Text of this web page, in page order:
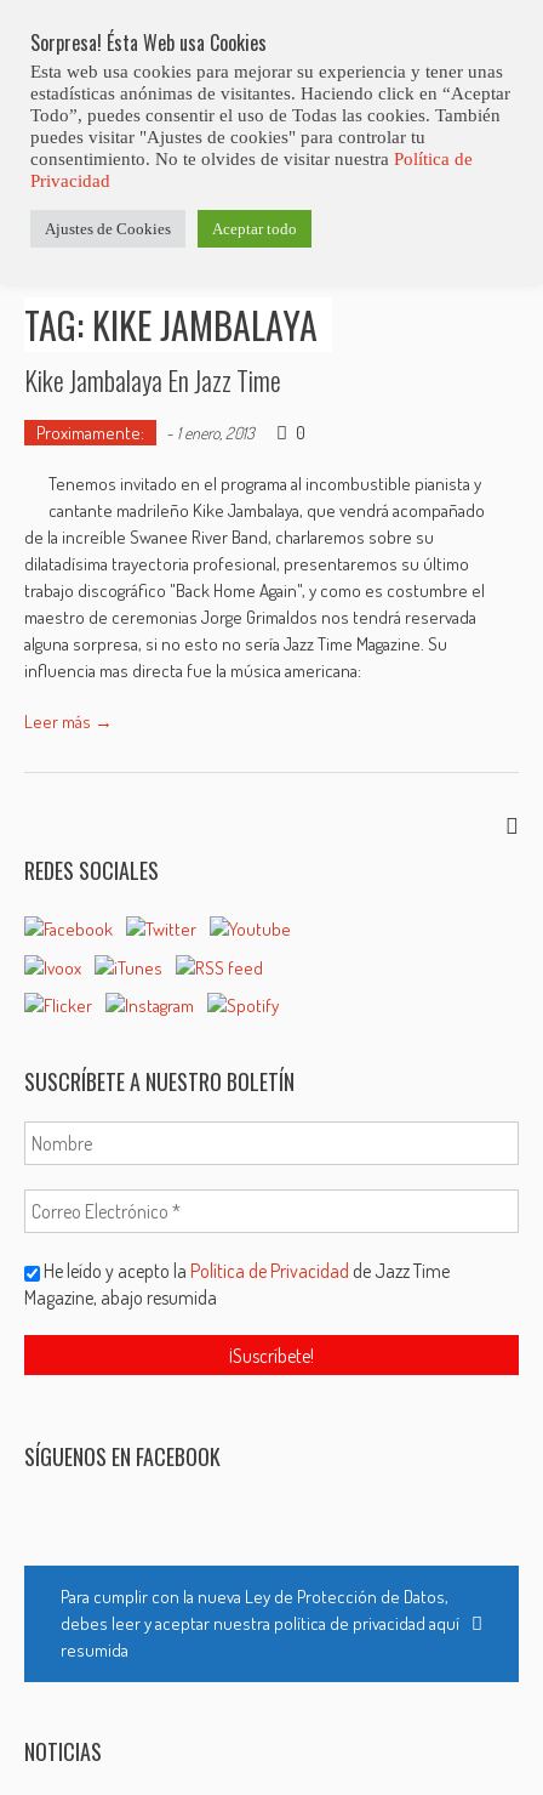
content
Club Contest.
Posts tagged "Kike Jambalaya"
TAG: KIKE JAMBALAYA
Kike Jambalaya En Jazz Time
Proximamente: - 1 enero, 2013 0
Tenemos invitado en el programa al incombustible pianista y
cantante madrileño Kike Jambalaya, que vendrá acompañado
de la increíble Swanee River Band, charlaremos sobre su
dilatadísima trayectoria profesional, presentaremos su último
trabajo discográfico "Back Home Again", y como es costumbre el
maestro de ceremonias Jorge Grimaldos nos tendrá reservada
alguna sorpresa, si no esto no sería Jazz Time Magazine. Su
influencia mas directa fue la música americana:
Leer más →
REDES SOCIALES
SUSCRÍBETE A NUESTRO BOLETÍN
He leído y acepto laPolítica de Privacidad de Jazz Time
Magazine, abajo resumida
SÍGUENOS EN FACEBOOK
Para cumplir con la nueva Ley de Protección de Datos,
debes leer y aceptar nuestra política de privacidad aquí
resumida
NOTICIAS
Sorpresa! Ésta Web usa Cookies
Esta web usa cookies para mejorar su experiencia y tener unas
estadísticas anónimas de visitantes. Haciendo click en “Aceptar
Todo”, puedes consentir el uso de Todas las cookies. También
puedes visitar "Ajustes de cookies" para controlar tu
consentimiento. No te olvides de visitar nuestra Política de
Privacidad
Ajustes de Cookies Aceptar todo